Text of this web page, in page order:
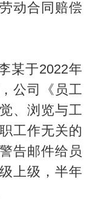
动合同赔偿
某于2022年
公司《员工
、浏览与工
工作无关的
告邮件给员
上级，半年